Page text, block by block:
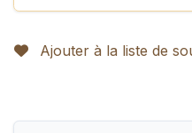
Ajouter à la liste de